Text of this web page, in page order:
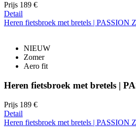
Prijs 189 €
Detail
Heren fietsbroek met bretels | PASSION
NIEUW
Zomer
Aero fit
Heren fietsbroek met bretels |
Prijs 189 €
Detail
Heren fietsbroek met bretels | PASSION